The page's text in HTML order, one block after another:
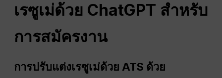
เรซูเม่ด้วย ChatGPT สำหรับ
การสมัครงาน
การปรับแต่งเรซูเม่ด้วย ATS ด้วย